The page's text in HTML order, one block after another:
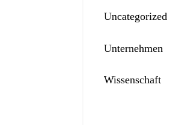
Uncategorized
Unternehmen
Wissenschaft